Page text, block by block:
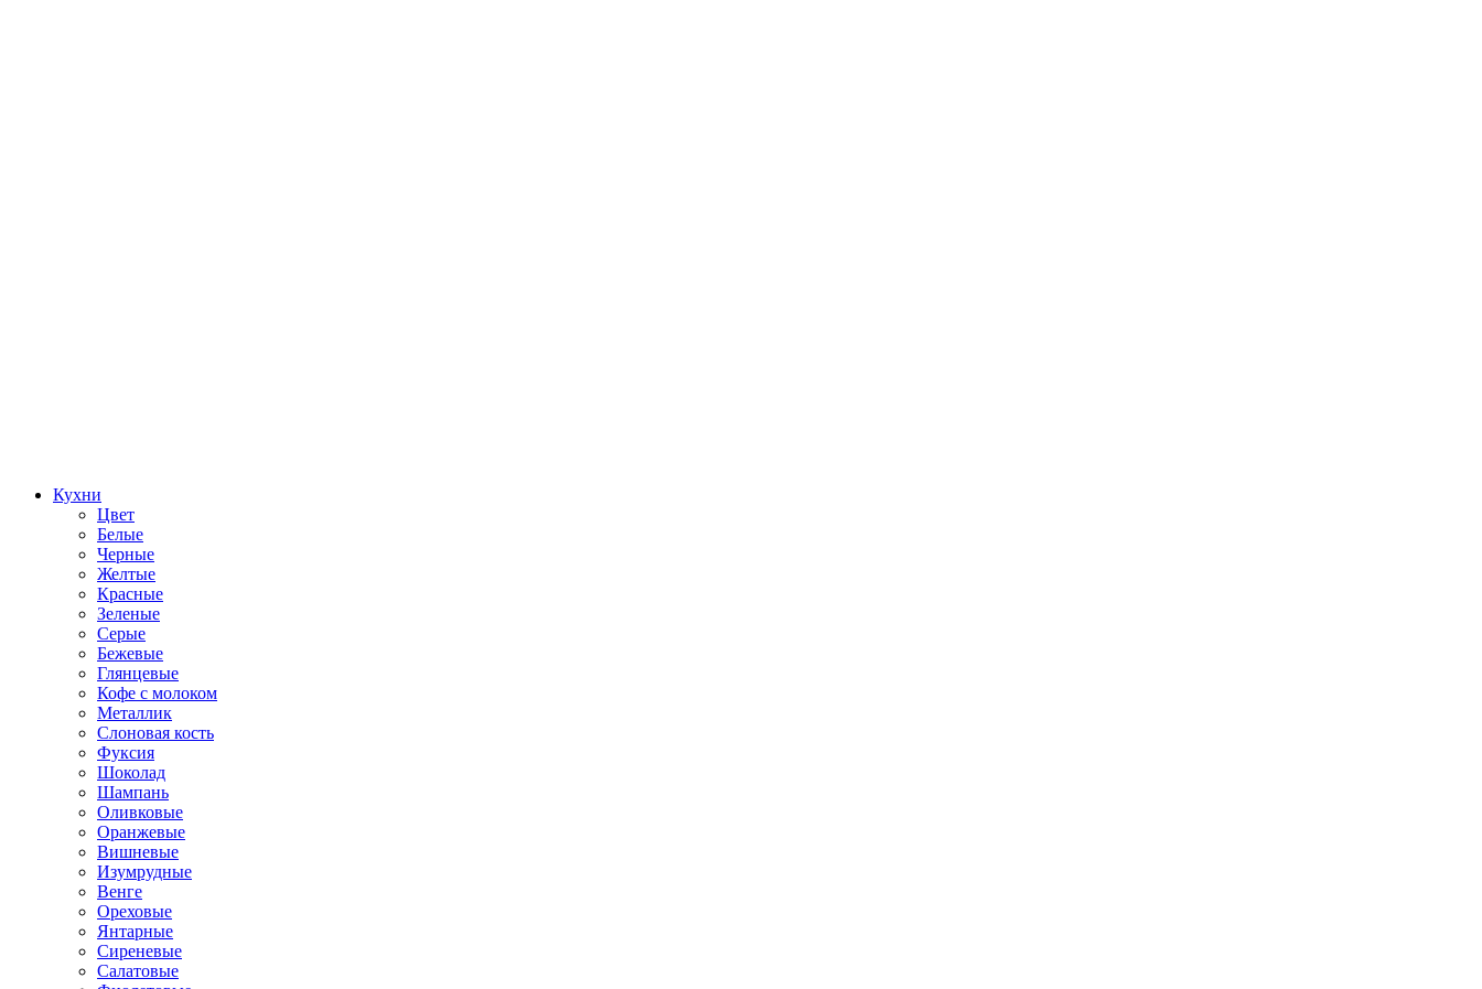
Кухни
Цвет
Белые
Черные
Желтые
Красные
Зеленые
Серые
Бежевые
Глянцевые
Кофе с молоком
Металлик
Слоновая кость
Фуксия
Шоколад
Шампань
Оливковые
Оранжевые
Вишневые
Изумрудные
Венге
Ореховые
Янтарные
Сиреневые
Салатовые